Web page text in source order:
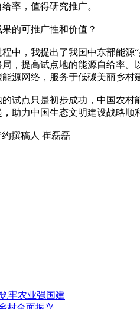
率，值得研究推广。
的可推广性和价值？
中，我提出了我国中东部能源
，提高试点地的能源自给率
源网络，服务于低碳美丽乡村
试点只是初步成功，中国农
助力中国生态文明建设战略顺
撰稿人 崔磊磊
牢农业强国建